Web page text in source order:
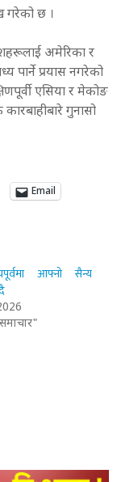
गरेको छ ।
अमेरिका र
पार्ने प्रयास नगरेको
एसिया र मेकोङ
गुनासो
Email
आफ्नो सैन्य